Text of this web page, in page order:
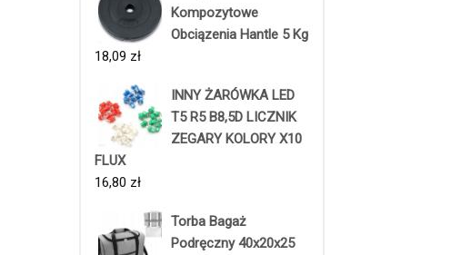
Kompozytowe
Obciązenia Hantle 5 Kg
18,09 zł
INNY ŻARÓWKA LED
T5 R5 B8,5D LICZNIK
ZEGARY KOLORY X10
FLUX
16,80 zł
Torba Bagaż
Podręczny 40x20x25